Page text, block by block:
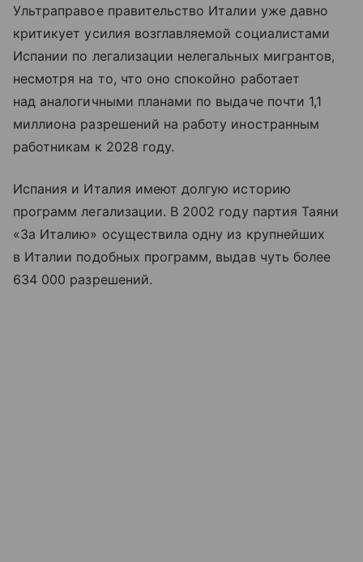
Ультраправое правительство Италии уже давно
критикует усилия возглавляемой социалистами
Испании по легализации нелегальных мигрантов,
несмотря на то, что оно спокойно работает
над аналогичными планами по выдаче почти 1,1
миллиона разрешений на работу иностранным
работникам к 2028 году.
Испания и Италия имеют долгую историю
программ легализации. В 2002 году партия Таяни
«За Италию» осуществила одну из крупнейших
в Италии подобных программ, выдав чуть более
634 000 разрешений.